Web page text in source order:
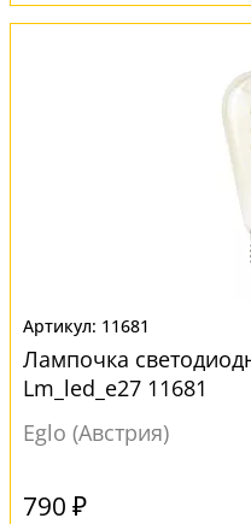
11681
Лампочка
Lm_led_e27 11681
Eglo (Австрия)
790 ₽